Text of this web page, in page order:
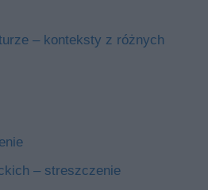
– konteksty z różnych
– streszczenie